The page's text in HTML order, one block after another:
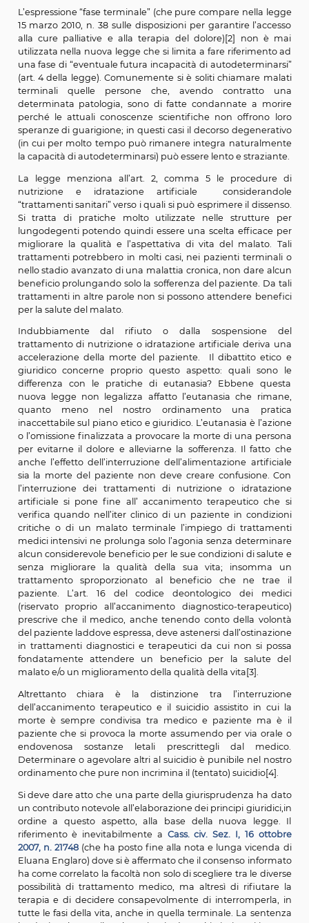
determinato trattamento.
Benché la legge si occupi anche di ridefinire
i principi che già erano applicati in tema di
informato”, non c’è dubbio che il contenuto per così
“eversivo” della legge stia proprio nella disciplina
dell’individuo ad indicare anticipatamente
volontà finalizzate a regolamentare la fase
sua vita nell’eventuale periodo più o meno
incoscienza che precede il momento inevitabile della
L’espressione “fase terminale” (che pure compare
15 marzo 2010, n. 38 sulle disposizioni per garantire
alla cure palliative e alla terapia del dolore)[2]
utilizzata nella nuova legge che si limita a fare
una fase di “eventuale futura incapacità di
(art. 4 della legge). Comunemente si è soliti
terminali quelle persone che, avendo
determinata patologia, sono di fatte condannate a
perché le attuali conoscenze scientifiche non
(in cui per molto tempo può rimanere integra
la capacità di autodeterminarsi) può essere lento e
La legge menziona all’art. 2, comma 5 le
nutrizione e idratazione artificiale
“trattamenti sanitari” verso i quali si può esprimere il
Si tratta di pratiche molto utilizzate nelle
lungodegenti potendo quindi essere una scelta
migliorare la qualità e l’aspettativa di vita del
trattamenti potrebbero in molti casi, nei pazienti
nello stadio avanzato di una malattia cronica, non
beneficio prolungando solo la sofferenza del paziente.
trattamenti in altre parole non si possono attendere
per la salute del malato.
Indubbiamente dal rifiuto o dalla
trattamento di nutrizione o idratazione artificiale
accelerazione della morte del paziente. Il dibattito
giuridico concerne proprio questo aspetto: quali
differenza con le pratiche di eutanasia? Ebbene
nuova legge non legalizza affatto l’eutanasia che
quanto meno nel nostro ordinamento una
inaccettabile sul piano etico e giuridico. L’eutanasia è
o l’omissione finalizzata a provocare la morte di una
per evitarne il dolore e alleviarne la sofferenza. Il
anche l’effetto dell’interruzione dell’alimentazione
sia la morte del paziente non deve creare
l’interruzione dei trattamenti di nutrizione o
artificiale si pone fine all’ accanimento terapeutico
verifica quando nell’iter clinico di un paziente in
medici intensivi ne prolunga solo l’agonia senza
alcun considerevole beneficio per le sue condizioni di
senza migliorare la qualità della sua vita;
trattamento sproporzionato al beneficio che ne
paziente. L’art. 16 del codice deontologico dei
(riservato proprio all’accanimento diagnostico-
prescrive che il medico, anche tenendo conto della
del paziente laddove espressa, deve astenersi